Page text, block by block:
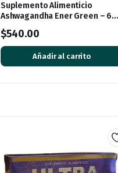
Suplemento Alimenticio
Ashwagandha Ener Green – 60
Cápsulas de 500mg
$540.00
Añadir al carrito